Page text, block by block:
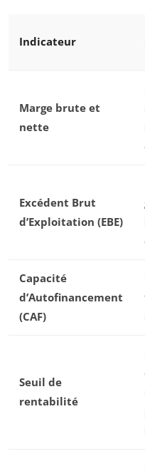
Indicateur
Marge brute et
nette
Excédent Brut
d’Exploitation (EBE)
Capacité
d’Autofinancement
(CAF)
Seuil de
rentabilité